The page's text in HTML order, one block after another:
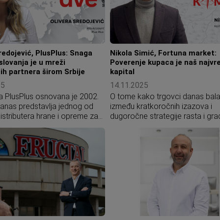
PlusPlus: Snaga
je u mreži
partnera širom Srbije
PlusPlus osnovana je 2002.
predstavlja jednog od
hrane i opreme za
u Srbiji, koji sarađuje sa
šopovima, veterinarskim
i ambulantama širom zemlje.
distributer brenda
Foods, PlusPlus je od
aktivno učestvovao u
tržišta i realizaciji
uključujući izgradnju
pogona Farmina Pet
Kroz distributivne centre u
Nikola Simić, Fortuna market:
Poverenje kupaca je naš
kapital
14.11.2025
O tome kako trgovci danas
između kratkoročnih izazova i
dugoročne strategije rasta i
poverenja potrošača, prilikama
pogledima na budućnost
razgovarali smo sa Nikolom
komercijalnim direktorom
marketa. Prema njegovom
inovativna ponuda, digitalna
transformacija i operativna
vodiće ih i u budućnosti putem
Kako dodaje, ceo sektor će
napredovati ako njegovi akteri